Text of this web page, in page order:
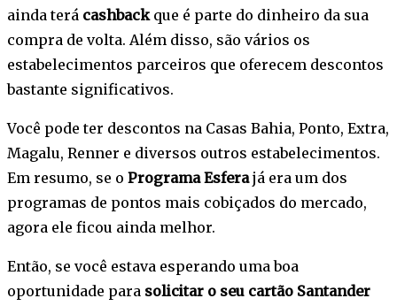
ainda terá cashbackque é parte do dinheiro da sua
compra de volta. Além disso, são vários os
estabelecimentos parceiros que oferecem descontos
bastante significativos.
Você pode ter descontos na Casas Bahia, Ponto, Extra,
Magalu, Renner e diversos outros estabelecimentos.
Em resumo, se o Programa Esferajá era um dos
programas de pontos mais cobiçados do mercado,
agora ele ficou ainda melhor.
Então, se você estava esperando uma boa
oportunidade para solicitar o seu cartão Santander